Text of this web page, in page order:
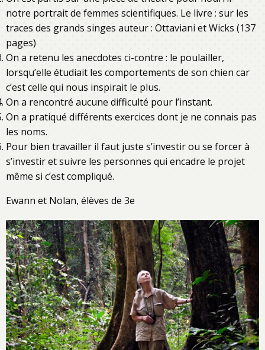
notre portrait de femmes scientifiques. Le livre : sur les
traces des grands singes auteur : Ottaviani et Wicks (137
pages)
On a retenu les anecdotes ci-contre : le poulailler,
lorsqu’elle étudiait les comportements de son chien car
c’est celle qui nous inspirait le plus.
On a rencontré aucune difficulté pour l’instant.
On a pratiqué différents exercices dont je ne connais pas
les noms.
Pour bien travailler il faut juste s’investir ou se forcer à
s’investir et suivre les personnes qui encadre le projet
même si c’est compliqué.
Ewann et Nolan, élèves de 3e